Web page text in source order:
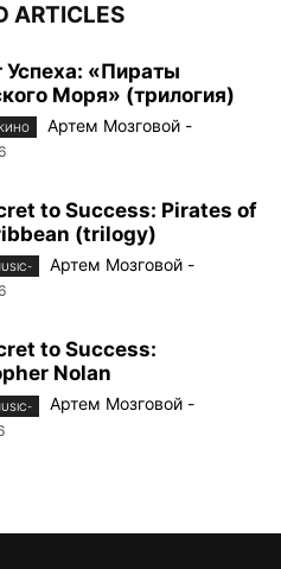
ARTICLES
Успеха: «Пираты
Моря» (трилогия)
Артем Мозговой -
to Success: Pirates of
(trilogy)
Артем Мозговой -
to Success:
Nolan
Артем Мозговой -